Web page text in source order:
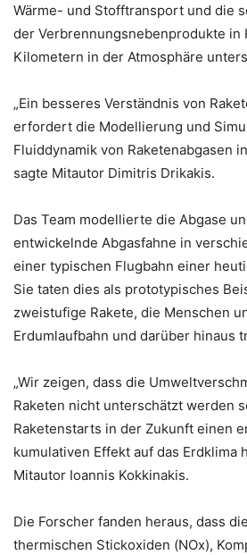
Wärme- und Stofftransport und die
der Verbrennungsnebenprodukte in
Kilometern in der Atmosphäre
„Ein besseres Verständnis von
erfordert die Modellierung und
Fluiddynamik von Raketenabgasen
sagte Mitautor Dimitris Drikakis.
Das Team modellierte die Abgase
entwickelnde Abgasfahne in
einer typischen Flugbahn einer
Sie taten dies als prototypisches
zweistufige Rakete, die Menschen
Erdumlaufbahn und darüber hinaus
„Wir zeigen, dass die
Raketen nicht unterschätzt werden
Raketenstarts in der Zukunft einen
kumulativen Effekt auf das Erdklima
Mitautor Ioannis Kokkinakis.
Die Forscher fanden heraus, dass
thermischen Stickoxiden (NOx),